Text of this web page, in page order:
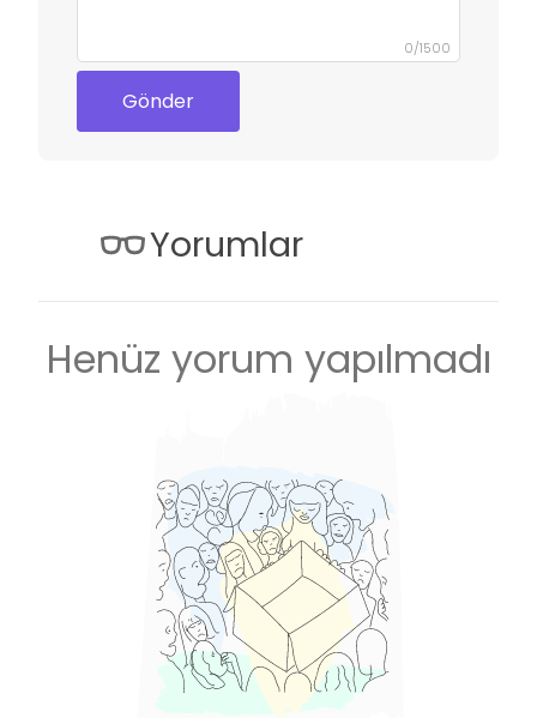
0/1500
Gönder
Yorumlar
Henüz yorum yapılmadı